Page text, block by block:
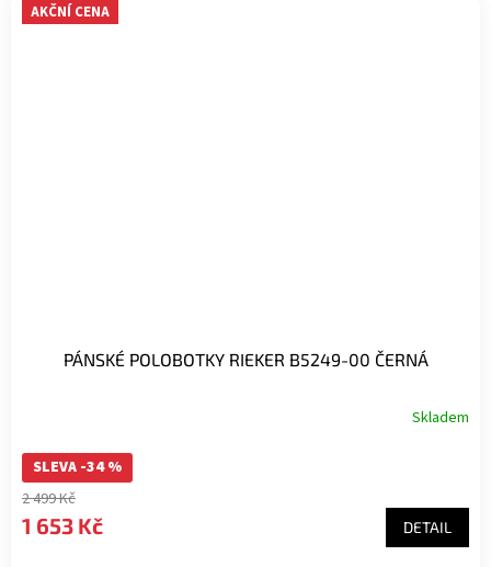
AKČNÍ CENA
PÁNSKÉ POLOBOTKY RIEKER B5249-00 ČERNÁ
Skladem
SLEVA -34 %
2 499 Kč
1 653 Kč DETAIL